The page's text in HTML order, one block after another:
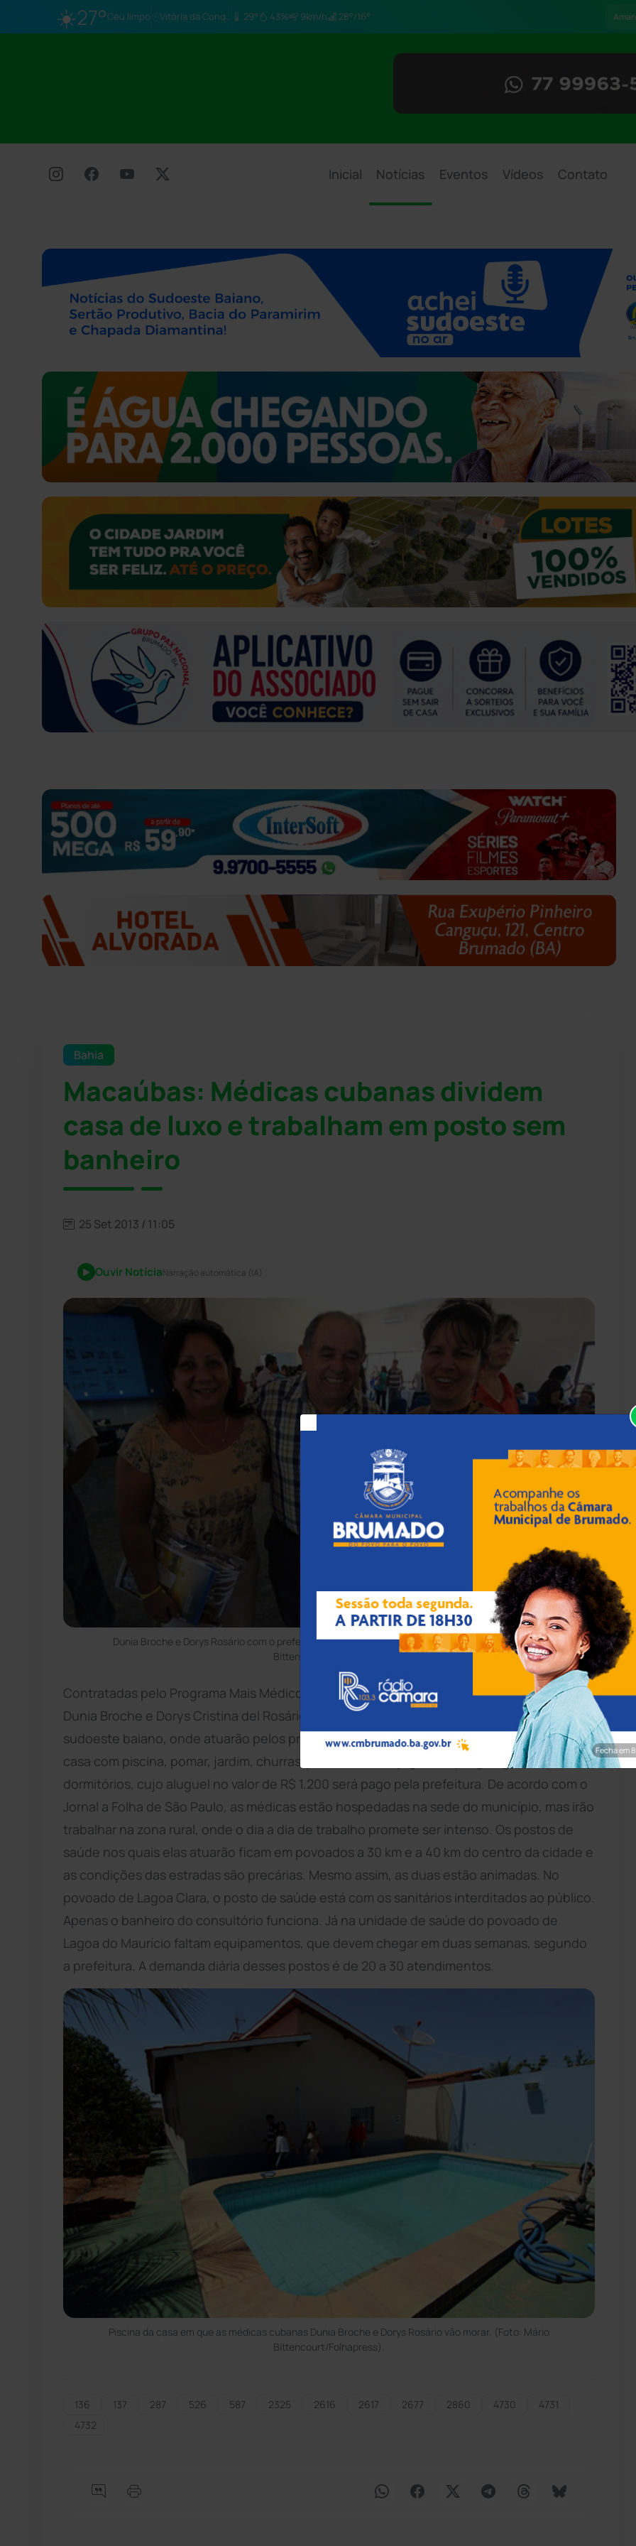
☀️27°Céu limpo Vitória da Conq… 29° 43% 9km/h 28°/16°
Inicial Notícias Eventos Vídeos Contato
Bahia
Macaúbas: Médicas cubanas dividem
casa de luxo e trabalham em posto sem
banheiro
25 Set 2013 / 11:05
Ouvir NotíciaNarração automática (IA)
Dunia Broche e Dorys Rosário com o prefeito de Macaúbas José João Pereira (PSB). (Foto: Mário
Bittencourt/Folhapress).
Contratadas pelo Programa Mais Médicos, do Governo Federal, as médicas cubanas
Dunia Broche e Dorys Cristina del Rosário já estão no município de Macaúbas, no
sudoeste baiano, onde atuarão pelos próximos três anos. As estrangeiras irão dividir uma
casa com piscina, pomar, jardim, churrasqueira, salão de jogos, ampla garagem e quatro
dormitórios, cujo aluguel no valor de R$ 1.200 será pago pela prefeitura. De acordo com o
Jornal a Folha de São Paulo, as médicas estão hospedadas na sede do município, mas irão
trabalhar na zona rural, onde o dia a dia de trabalho promete ser intenso. Os postos de
saúde nos quais elas atuarão ficam em povoados a 30 km e a 40 km do centro da cidade e
as condições das estradas são precárias. Mesmo assim, as duas estão animadas. No
povoado de Lagoa Clara, o posto de saúde está com os sanitários interditados ao público.
Apenas o banheiro do consultório funciona. Já na unidade de saúde do povoado de
Lagoa do Maurício faltam equipamentos, que devem chegar em duas semanas, segundo
a prefeitura. A demanda diária desses postos é de 20 a 30 atendimentos.
Piscina da casa em que as médicas cubanas Dunia Broche e Dorys Rosário vão morar. (Foto: Mário
Bittencourt/Folhapress).
136 137 287 526 587 2325 2616 2617 2677 2860 4730
4731
4732
Fecha em